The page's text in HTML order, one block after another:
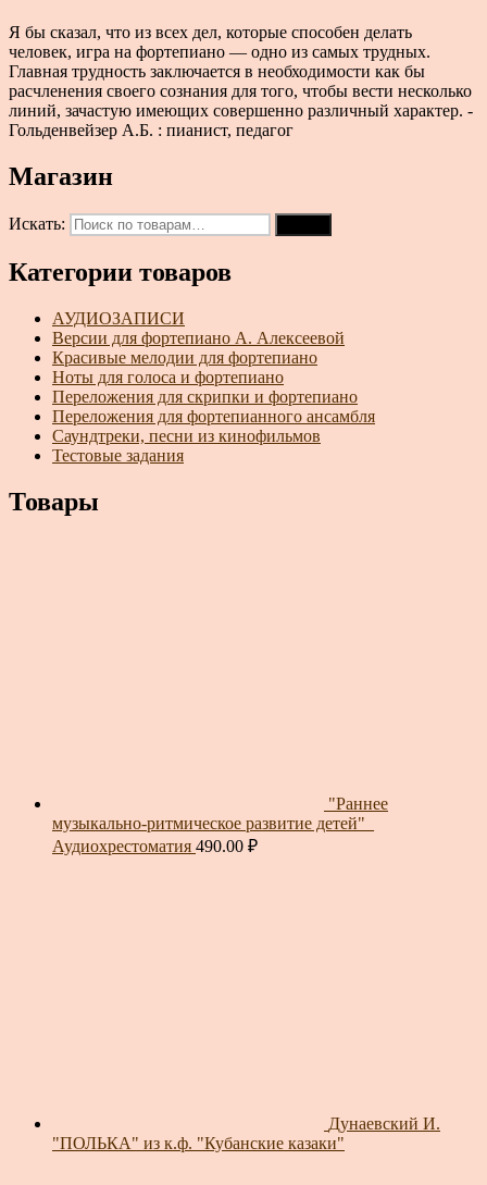
Я бы сказал, что из всех дел, которые способен делать
человек, игра на фортепиано — одно из самых трудных.
Главная трудность заключается в необходимости как бы
расчленения своего сознания для того, чтобы вести несколько
линий, зачастую имеющих совершенно различный характер. -
Гольденвейзер А.Б. : пианист, педагог
Магазин
Искать:
Категории товаров
АУДИОЗАПИСИ
Версии для фортепиано А. Алексеевой
Красивые мелодии для фортепиано
Ноты для голоса и фортепиано
Переложения для скрипки и фортепиано
Переложения для фортепианного ансамбля
Саундтреки, песни из кинофильмов
Тестовые задания
Товары
"Раннее
музыкально-ритмическое развитие детей"_
Аудиохрестоматия 490.00 ₽
Дунаевский И.
"ПОЛЬКА" из к.ф. "Кубанские казаки"